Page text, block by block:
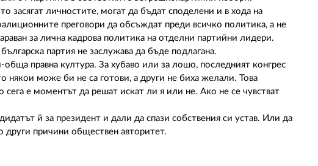
засягат личностите, могат да бъдат споделени и в хода на
преговори да обсъждат преди всичко политика, а не
за лична кадрова политика на отделни партийни лидери.
партия не заслужава да бъде подлагана.
правна култура. За хубаво или за лошо, последният конгрес
някои може би не са готови, а други не биха желали. Това
е моментът да решат искат ли я или не. Ако не се чувстват
й за президент и дали да спази собствения си устав. Или да
причини обществен авторитет.